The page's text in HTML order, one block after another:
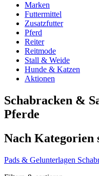
Marken
Futtermittel
Zusatzfutter
Pferd
Reiter
Reitmode
Stall & Weide
Hunde & Katzen
Aktionen
Schabracken &
Pferde
Nach Kategorien
Pads & Gelunterlagen